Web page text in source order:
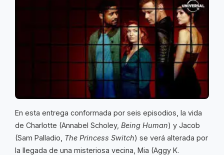
En esta entrega conformada por seis episodios, la vida
de Charlotte (Annabel Scholey, Being Human) y Jacob
(Sam Palladio, The Princess Switch) se verá alterada por
la llegada de una misteriosa vecina, Mia (Aggy K.